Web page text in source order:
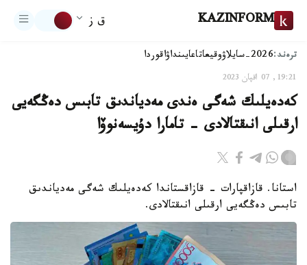
KAZINFORM ق ز
ترەند:2026-سايلاۋ وقيعاتاعايىنداۋاقوردا
19:21, 07 اقپان 2023
كەدەيلىك شەگى ەندى مەدياندىق تابىس دەڭگەيى
ارقىلى انىقتالادى - تامارا دۇيسەنوۆا
استانا. قازاقپارات - قازاقستاندا كەدەيلىك شەگى مەدياندىق
تابىس دەڭگەيى ارقىلى انىقتالادى.